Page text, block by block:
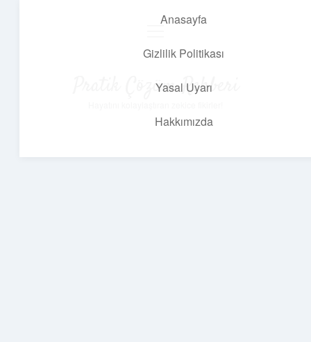
Anasayfa
Gizlilik Politikası
Yasal Uyarı
Hakkımızda
Pratik Çözüm Rehberi